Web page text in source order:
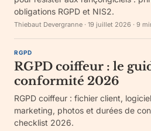
obligations RGPD et NIS2.
Thiebaut Devergranne · 19 juillet 2026 · 9
RGPD
RGPD coiffeur : le
conformité 2026
RGPD coiffeur : fichier client,
marketing, photos et durées de
checklist 2026.